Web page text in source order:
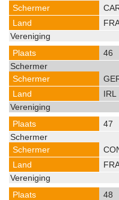
46
IRL
47
48